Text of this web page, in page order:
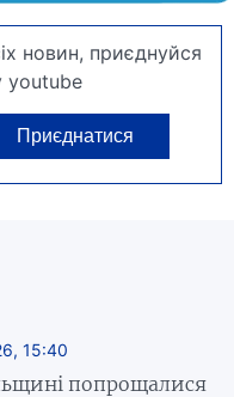
новин, приєднуйся
youtube
Приєднатися
15:40
попрощалися